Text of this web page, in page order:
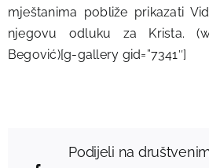
mještanima pobliže prikazati
njegovu odluku za Krista.
Begović)[g-gallery gid=”7341″]
Podijeli na